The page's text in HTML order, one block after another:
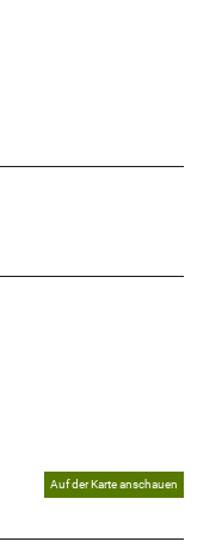
Auf der Karte anschauen